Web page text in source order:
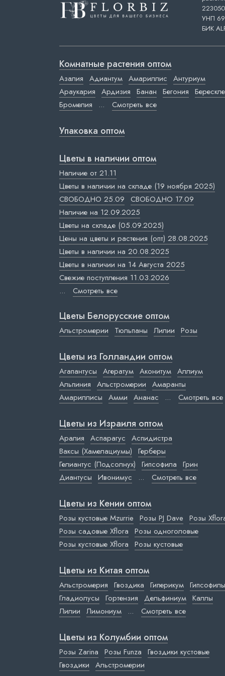
УНП
БИК
Комнатные растения оптом
Азалия Адиантум Амариллис Антуриум
Араукария Ардизия Банан Бегония
Бромелия
... Смотреть все
Упаковка оптом
Цветы в наличии оптом
Наличие от 21.11
Цветы в наличии на складе (19 ноября 2025)
СВОБОДНО 25.09 СВОБОДНО 17.09
Наличие на 12.09.2025
Цветы на складе (05.09.2025)
Цены на цветы и растения (опт) 28.08.2025
Цветы в наличии на 20.08.2025
Цветы в наличии на 14 Августа 2025
Свежие поступления 11.03.2026
... Смотреть все
Цветы Белорусские оптом
Альстромерии Тюльпаны Лилии Розы
Цветы из Голландии оптом
Агапантусы Агератум Аконитум Аллиум
Альпиния Альстромерии Амаранты
Амариллисы Амми Ананас ... Смотреть все
Цветы из Израиля оптом
Аралия Аспарагус Аспидистра
Ваксы (Хамелациумы) Герберы
Гелиантус (Подсолнух) Гипсофила Грин
Диантусы Ивонимус ... Смотреть все
Цветы из Кении оптом
Розы кустовые Mzurrie Розы PJ Dave Розы
Розы садовые Xflora Розы одноголовые
Розы кустовые Xflora Розы кустовые
Цветы из Китая оптом
Альстромерия Гвоздика Гиперикум Гипсофилы
Гладиолусы Гортензия Дельфиниум Каллы
Лилии Лимониум ... Смотреть все
Цветы из Колумбии оптом
Розы Zarina Розы Funza Гвоздики кустовые
Гвоздики Альстромерии